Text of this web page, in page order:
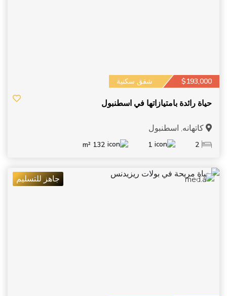
شقق سكنية $193,000
حياة رائدة بامتيازاتها في اسطنبول
كاتهانه, اسطنبول
2
1
132 m²
11 جاهز للتسليم